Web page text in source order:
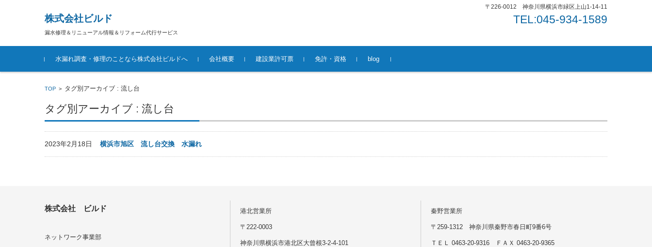
株式会社ビルド
漏水修理＆リニューアル情報＆リフォーム代行サービス
〒226-0012 神奈川県横浜市緑区上山1-14-11
TEL:045-934-1589
コンテンツに移動
水漏れ調査・修理のことなら株式会社ビルドへ
会社概要 建設業許可票 免許・資格 blog
TOP > タグ別アーカイブ : 流し台
タグ別アーカイブ : 流し台
2023年2月18日 横浜市旭区 流し台交換 水漏れ
株式会社 ビルド
ネットワーク事業部
港北営業所
〒222-0003
神奈川県横浜市港北区大曾根3-2-4-101
秦野営業所
〒259-1312 神奈川県秦野市春日町9番6号
ＴＥＬ 0463-20-9316 ＦＡＸ 0463-20-9365